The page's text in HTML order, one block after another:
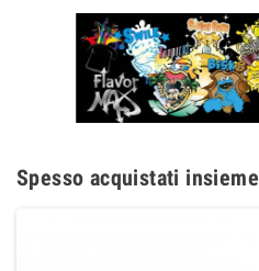
Spesso acquistati insieme